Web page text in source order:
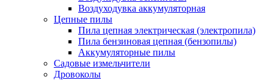
Воздуходувка аккумуляторная
Цепные пилы
Пила цепная электрическая (электропила)
Пила бензиновая цепная (бензопилы)
Аккумуляторные пилы
Садовые измельчители
Дровоколы